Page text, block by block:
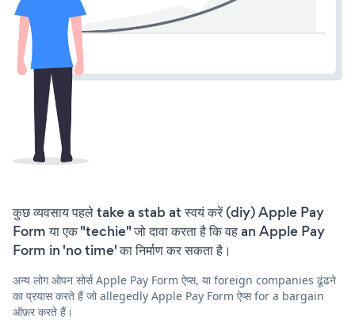
कुछ व्यवसाय पहले take a stab at स्वयं करें (diy) Apple Pay
Form या एक "techie" जो दावा करता है कि वह an Apple Pay
Form in 'no time' का निर्माण कर सकता है।
अन्य लोग ओपन सोर्स Apple Pay Form ऐप्स, या foreign companies ढूंढने
का प्रयास करते हैं जो allegedly Apple Pay Form ऐप्स for a bargain
ऑफ़र करते हैं।